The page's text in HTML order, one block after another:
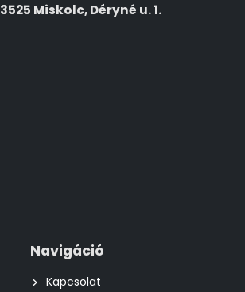
3525 Miskolc, Déryné u. 1.
Navigáció
Kapcsolat